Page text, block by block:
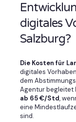
digitales
Salzburg?
Die Kosten für
digitales
dem
Agentur begleitet
ab 65 €/Std,
eine
sind.